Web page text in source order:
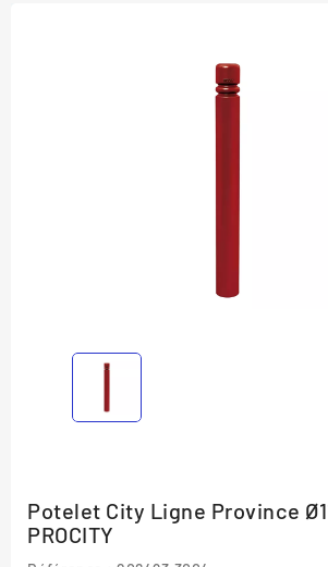
Potelet City Ligne Province
PROCITY